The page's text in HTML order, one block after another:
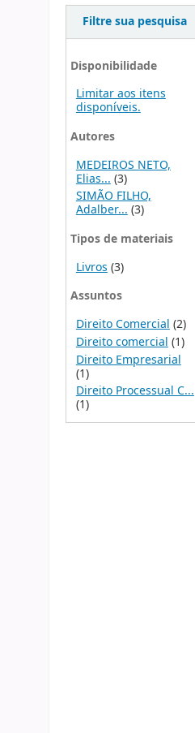
Filtre sua pesquisa
Disponibilidade
Limitar aos itens
disponíveis.
Autores
MEDEIROS NETO,
Elias... (3)
SIMÃO FILHO,
Adalber...(3)
Tipos de materiais
Livros (3)
Assuntos
Direito Comercial (2)
Direito comercial (1)
Direito Empresarial
(1)
Direito Processual C...
(1)